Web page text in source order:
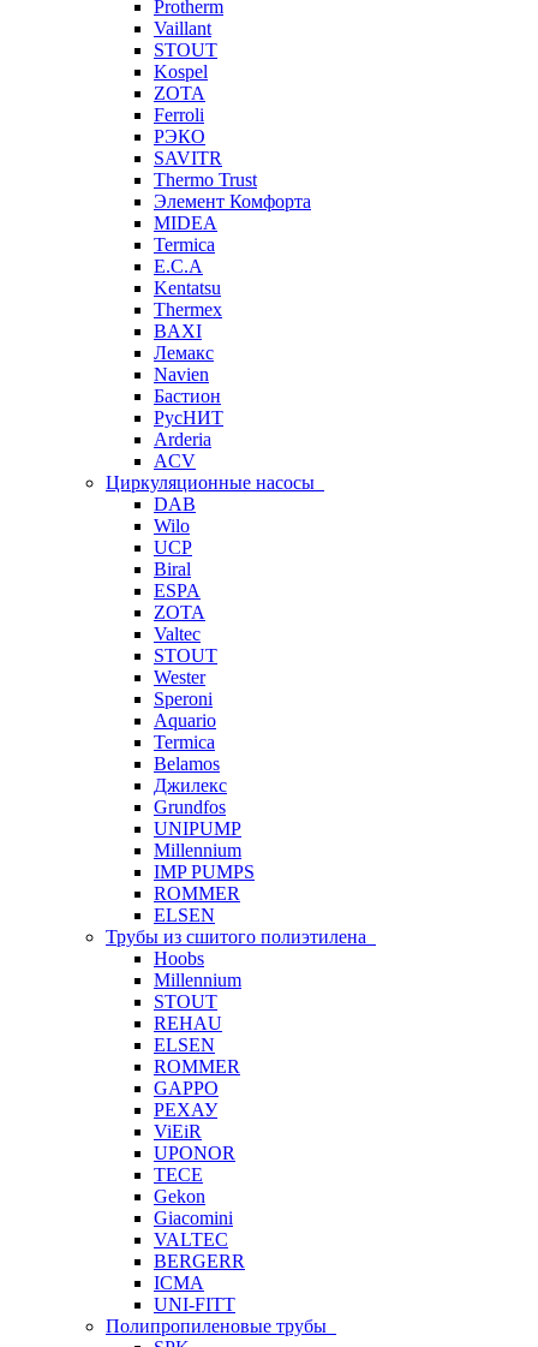
Protherm
Vaillant
STOUT
Kospel
ZOTA
Ferroli
РЭКО
SAVITR
Thermo Trust
Элемент Комфорта
MIDEA
Termica
E.C.A
Kentatsu
Thermex
BAXI
Лемакс
Navien
Бастион
РусНИТ
Arderia
ACV
Циркуляционные насосы
DAB
Wilo
UCP
Biral
ESPA
ZOTA
Valtec
STOUT
Wester
Speroni
Aquario
Termica
Belamos
Джилекс
Grundfos
UNIPUMP
Millennium
IMP PUMPS
ROMMER
ELSEN
Трубы из сшитого полиэтилена
Hoobs
Millennium
STOUT
REHAU
ELSEN
ROMMER
GAPPO
РЕХАУ
ViEiR
UPONOR
TECE
Gekon
Giacomini
VALTEC
BERGERR
ICMA
UNI-FITT
Полипропиленовые трубы